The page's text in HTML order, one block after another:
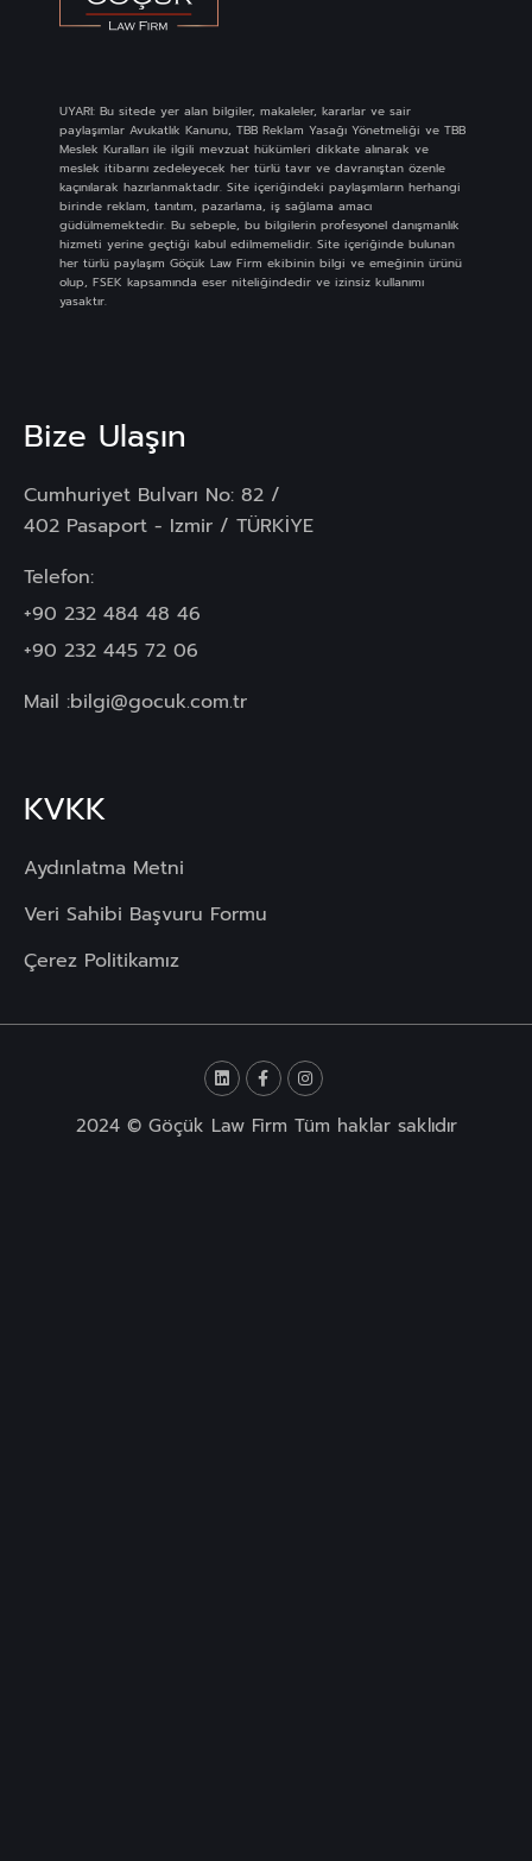
UYARI: Bu sitede yer alan bilgiler, makaleler, kararlar ve sair
paylaşımlar Avukatlık Kanunu, TBB Reklam Yasağı Yönetmeliği ve TBB
Meslek Kuralları ile ilgili mevzuat hükümleri dikkate alınarak ve
meslek itibarını zedeleyecek her türlü tavır ve davranıştan özenle
kaçınılarak hazırlanmaktadır. Site içeriğindeki paylaşımların herhangi
birinde reklam, tanıtım, pazarlama, iş sağlama amacı
güdülmemektedir. Bu sebeple, bu bilgilerin profesyonel danışmanlık
hizmeti yerine geçtiği kabul edilmemelidir. Site içeriğinde bulunan
her türlü paylaşım Göçük Law Firm ekibinin bilgi ve emeğinin ürünü
olup, FSEK kapsamında eser niteliğindedir ve izinsiz kullanımı
yasaktır.
Bize Ulaşın
Cumhuriyet Bulvarı No: 82 /
402 Pasaport - Izmir / TÜRKİYE
Telefon:
+90 232 484 48 46
+90 232 445 72 06
Mail :bilgi@gocuk.com.tr
KVKK
Aydınlatma Metni
Veri Sahibi Başvuru Formu
Çerez Politikamız
2024 © Göçük Law Firm Tüm haklar saklıdır